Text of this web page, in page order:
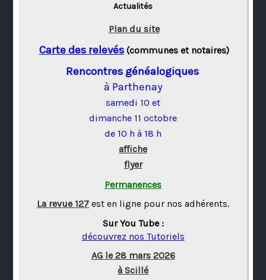
Actualités
Plan du site
Carte des relevés(communes et notaires)
Rencontres généalogiques
à Parthenay
samedi 10 et
dimanche 11 octobre
de 10 h à 18 h
affiche
flyer
Permanences
La revue 127 est en ligne pour nos adhérents.
Sur You Tube :
découvrez nos Tutoriels
AG le 28 mars 2026
à Scillé